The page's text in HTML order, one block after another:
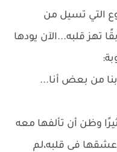
التي تسيل من
تهز قلبه...الآن يودها
من بعض أنا...
وظن أن تألفها معه
فى قلبه،لم